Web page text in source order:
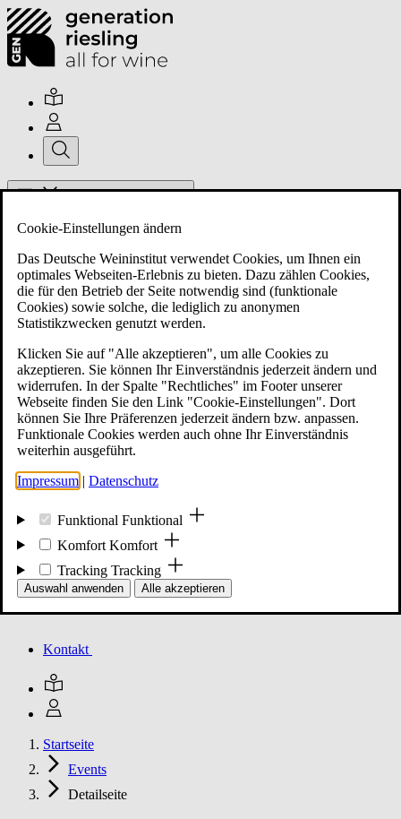
Über uns
Mitglieder
Mitglied werden
Events
Unsere Meldungen
Kontakt
Startseite
Events
Detailseite
Cookie-Einstellungen ändern
Das Deutsche Weininstitut verwendet Cookies, um Ihnen ein
optimales Webseiten-Erlebnis zu bieten. Dazu zählen Cookies,
die für den Betrieb der Seite notwendig sind (funktionale
Cookies) sowie solche, die lediglich zu anonymen
Statistikzwecken genutzt werden.
Klicken Sie auf "Alle akzeptieren", um alle Cookies zu
akzeptieren. Sie können Ihr Einverständnis jederzeit ändern und
widerrufen. In der Spalte "Rechtliches" im Footer unserer
Webseite finden Sie den Link "Cookie-Einstellungen". Dort
können Sie Ihre Präferenzen jederzeit ändern bzw. anpassen.
Funktionale Cookies werden auch ohne Ihr Einverständnis
weiterhin ausgeführt.
Impressum | Datenschutz
Funktional Funktional
Komfort Komfort
Tracking Tracking
Auswahl anwenden Alle akzeptieren